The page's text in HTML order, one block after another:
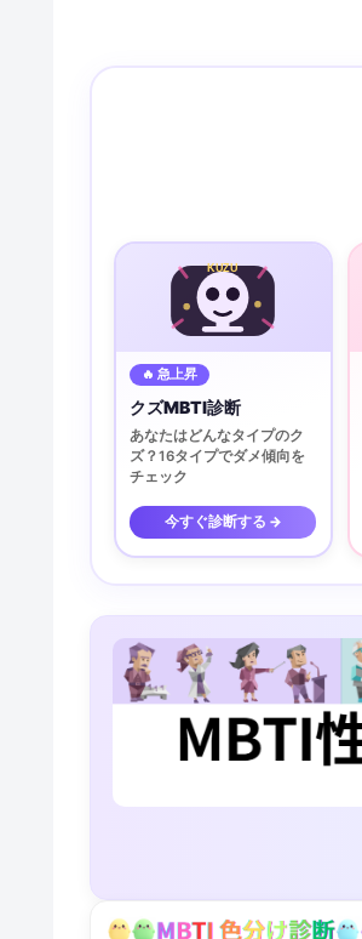
KUZU
🔥 急上昇
クズMBTI診断
あなたはどんなタイプのク
ズ？16タイプでダメ傾向を
チェック
今すぐ診断する →